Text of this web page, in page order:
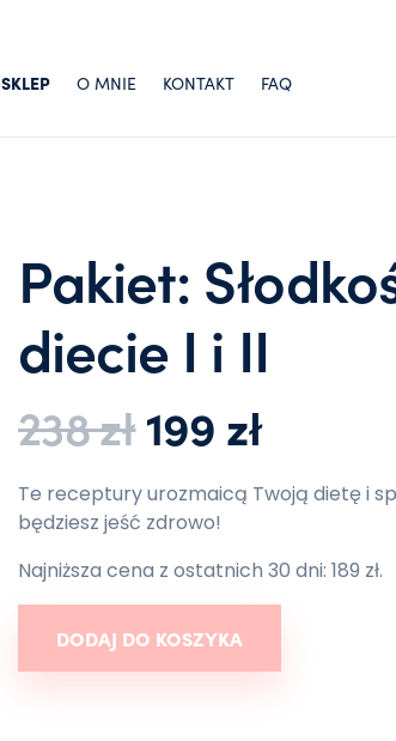
SKLEP O MNIE KONTAKT FAQ
Pakiet:
diecie I i II
238złPierwotna
199 zł
Te receptury urozmaicą Twoją dietę i
będziesz jeść zdrowo!
Najniższa cena z ostatnich 30 dni: 189 zł.
DODAJ DO KOSZYKA